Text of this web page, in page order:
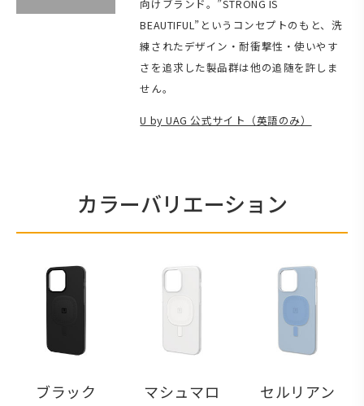
向けブランド。”STRONG IS
BEAUTIFUL”というコンセプトのもと、洗
練されたデザイン・耐衝撃性・使いやす
さを追求した製品群は他の追随を許しま
せん。
U by UAG 公式サイト（英語のみ）
カラーバリエーション
ブラック マシュマロ セルリアン